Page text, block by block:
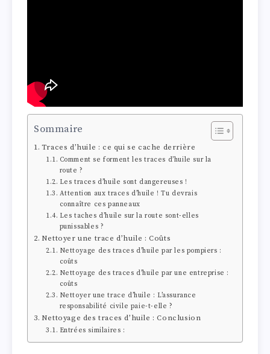
Sommaire
Traces d’huile : ce qui se cache derrière
Comment se forment les traces d’huile sur la
route ?
Les traces d’huile sont dangereuses !
Attention aux traces d’huile ! Tu devrais
connaître ces panneaux
Les taches d’huile sur la route sont-elles
punissables ?
Nettoyer une trace d’huile : Coûts
Nettoyage des traces d’huile par les pompiers :
coûts
Nettoyage des traces d’huile par une entreprise :
coûts
Nettoyer une trace d’huile : L’assurance
responsabilité civile paie-t-elle ?
Nettoyage des traces d’huile : Conclusion
Entrées similaires :